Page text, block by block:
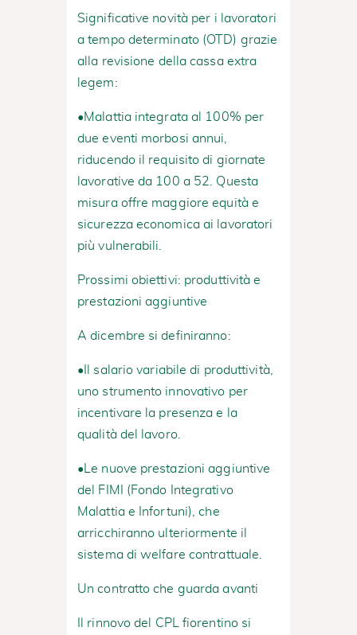
Significative novità per i lavoratori
a tempo determinato (OTD) grazie
alla revisione della cassa extra
legem:
•Malattia integrata al 100% per
due eventi morbosi annui,
riducendo il requisito di giornate
lavorative da 100 a 52. Questa
misura offre maggiore equità e
sicurezza economica ai lavoratori
più vulnerabili.
Prossimi obiettivi: produttività e
prestazioni aggiuntive
A dicembre si definiranno:
•Il salario variabile di produttività,
uno strumento innovativo per
incentivare la presenza e la
qualità del lavoro.
•Le nuove prestazioni aggiuntive
del FIMI (Fondo Integrativo
Malattia e Infortuni), che
arricchiranno ulteriormente il
sistema di welfare contrattuale.
Un contratto che guarda avanti
Il rinnovo del CPL fiorentino si